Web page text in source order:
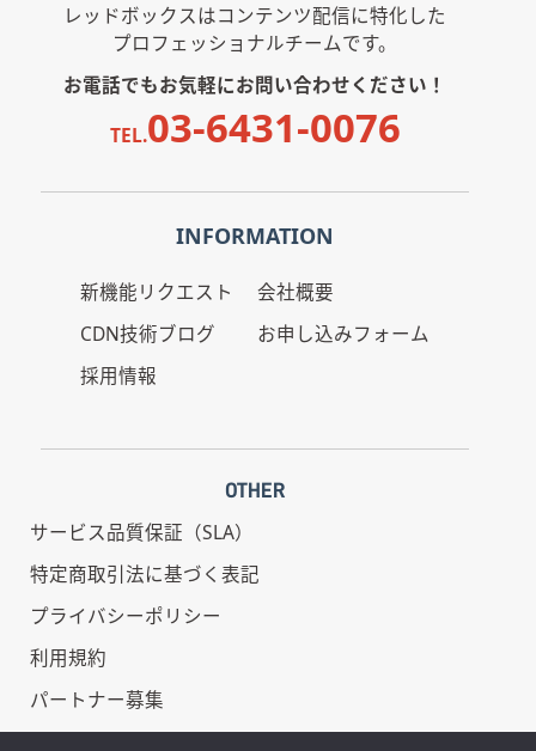
レッドボックスはコンテンツ配信に特化した
プロフェッショナルチームです。
お電話でもお気軽にお問い合わせください！
TEL.03-6431-0076
INFORMATION
新機能リクエスト
CDN技術ブログ
採用情報
会社概要
お申し込みフォーム
OTHER
サービス品質保証（SLA）
特定商取引法に基づく表記
プライバシーポリシー
利用規約
パートナー募集
情報セキュリティ基本方針